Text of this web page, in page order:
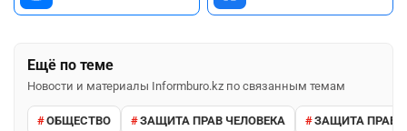
Ещё по теме
Новости и материалы Informburo.kz по связанным темам
ОБЩЕСТВО ЗАЩИТА ПРАВ ЧЕЛОВЕКА ЗАЩИТА ПРАВ